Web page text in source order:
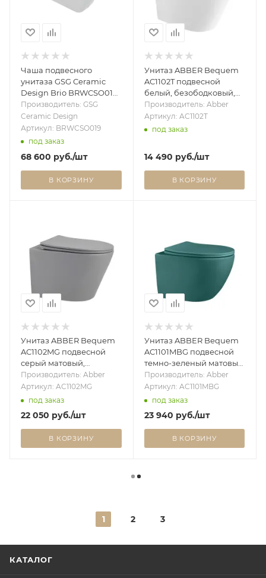
Чаша подвесного
унитаза GSG Ceramic
Design Brio BRWCSO019,
дымчатый BRWCSO019
Производитель: GSG
Ceramic Design
Артикул: BRWCSO019
под заказ
68 600 руб./шт
В КОРЗИНУ
Унитаз ABBER Bequem
AC1102T подвесной
белый, безободковый,
смыв торнадо
Производитель: Abber
Артикул: AC1102T
под заказ
14 490 руб./шт
В КОРЗИНУ
Унитаз ABBER Bequem
AC1102MG подвесной
серый матовый,
безободковый
Производитель: Abber
Артикул: AC1102MG
под заказ
22 050 руб./шт
В КОРЗИНУ
Унитаз ABBER Bequem
AC1101MBG подвесной
темно-зеленый матовый,
безободковый
Производитель: Abber
Артикул: AC1101MBG
под заказ
23 940 руб./шт
В КОРЗИНУ
1 2 3
КАТАЛОГ